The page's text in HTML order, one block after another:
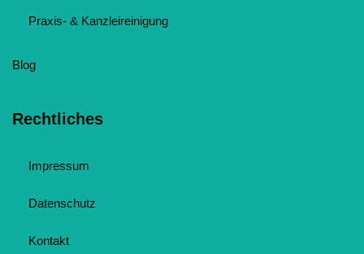
Praxis- & Kanzleireinigung
Blog
Rechtliches
Impressum
Datenschutz
Kontakt